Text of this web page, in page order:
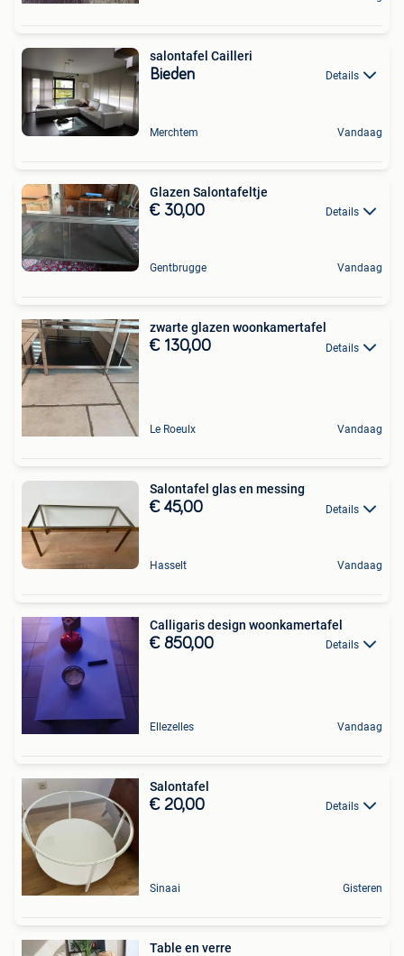
salontafel Cailleri
Bieden Details
Merchtem Vandaag
Glazen Salontafeltje
€ 30,00 Details
Gentbrugge Vandaag
zwarte glazen woonkamertafel
€ 130,00 Details
Le Roeulx Vandaag
Salontafel glas en messing
€ 45,00 Details
Hasselt Vandaag
Calligaris design woonkamertafel
€ 850,00 Details
Ellezelles Vandaag
Salontafel
€ 20,00 Details
Sinaai Gisteren
Table en verre